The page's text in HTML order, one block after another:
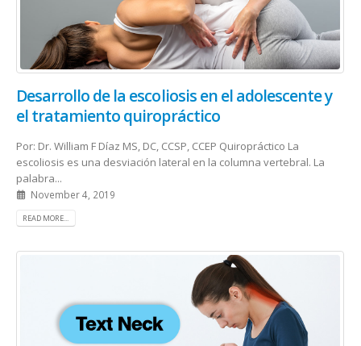
Desarrollo de la escoliosis en el adolescente y
el tratamiento quiropráctico
Por: Dr. William F Díaz MS, DC, CCSP, CCEP Quiropráctico La
escoliosis es una desviación lateral en la columna vertebral. La
palabra...
November 4, 2019
READ MORE...